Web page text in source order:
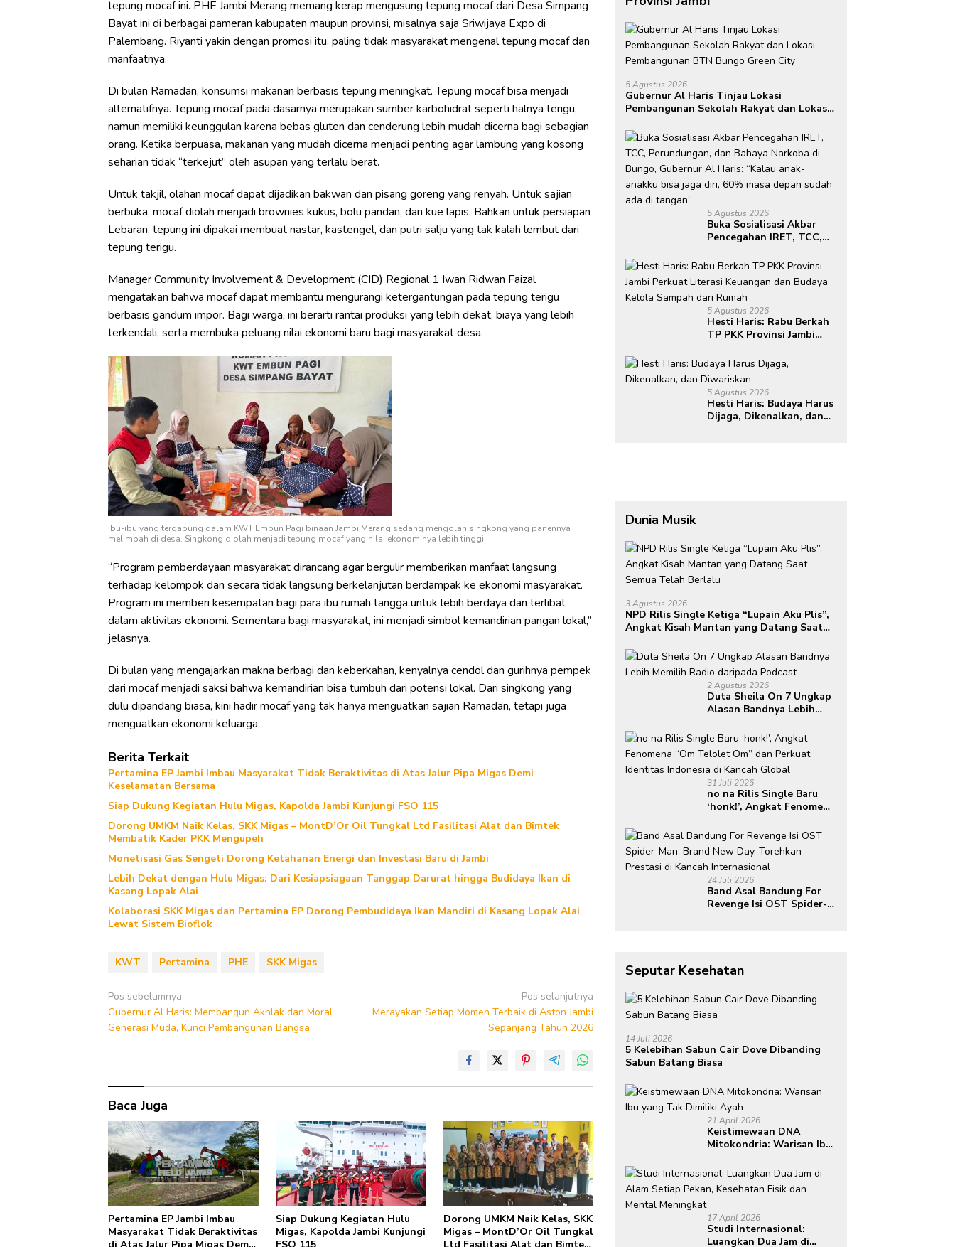
tepung mocaf ini. PHE Jambi Merang memang kerap mengusung tepung mocaf dari Desa Simpang
Bayat ini di berbagai pameran kabupaten maupun provinsi, misalnya saja Sriwijaya Expo di
Palembang. Riyanti yakin dengan promosi itu, paling tidak masyarakat mengenal tepung mocaf dan
manfaatnya.
Di bulan Ramadan, konsumsi makanan berbasis tepung meningkat. Tepung mocaf bisa menjadi
alternatifnya. Tepung mocaf pada dasarnya merupakan sumber karbohidrat seperti halnya terigu,
namun memiliki keunggulan karena bebas gluten dan cenderung lebih mudah dicerna bagi sebagian
orang. Ketika berpuasa, makanan yang mudah dicerna menjadi penting agar lambung yang kosong
seharian tidak “terkejut” oleh asupan yang terlalu berat.
Untuk takjil, olahan mocaf dapat dijadikan bakwan dan pisang goreng yang renyah. Untuk sajian
berbuka, mocaf diolah menjadi brownies kukus, bolu pandan, dan kue lapis. Bahkan untuk persiapan
Lebaran, tepung ini dipakai membuat nastar, kastengel, dan putri salju yang tak kalah lembut dari
tepung terigu.
Manager Community Involvement & Development (CID) Regional 1 Iwan Ridwan Faizal
mengatakan bahwa mocaf dapat membantu mengurangi ketergantungan pada tepung terigu
berbasis gandum impor. Bagi warga, ini berarti rantai produksi yang lebih dekat, biaya yang lebih
terkendali, serta membuka peluang nilai ekonomi baru bagi masyarakat desa.
Ibu-ibu yang tergabung dalam KWT Embun Pagi binaan Jambi Merang sedang mengolah singkong yang panennya
melimpah di desa. Singkong diolah menjadi tepung mocaf yang nilai ekonominya lebih tinggi.
“Program pemberdayaan masyarakat dirancang agar bergulir memberikan manfaat langsung
terhadap kelompok dan secara tidak langsung berkelanjutan berdampak ke ekonomi masyarakat.
Program ini memberi kesempatan bagi para ibu rumah tangga untuk lebih berdaya dan terlibat
dalam aktivitas ekonomi. Sementara bagi masyarakat, ini menjadi simbol kemandirian pangan lokal,”
jelasnya.
Di bulan yang mengajarkan makna berbagi dan keberkahan, kenyalnya cendol dan gurihnya pempek
dari mocaf menjadi saksi bahwa kemandirian bisa tumbuh dari potensi lokal. Dari singkong yang
dulu dipandang biasa, kini hadir mocaf yang tak hanya menguatkan sajian Ramadan, tetapi juga
menguatkan ekonomi keluarga.
Berita Terkait
Pertamina EP Jambi Imbau Masyarakat Tidak Beraktivitas di Atas Jalur Pipa Migas Demi
Keselamatan Bersama
Siap Dukung Kegiatan Hulu Migas, Kapolda Jambi Kunjungi FSO 115
Dorong UMKM Naik Kelas, SKK Migas – MontD’Or Oil Tungkal Ltd Fasilitasi Alat dan Bimtek
Membatik Kader PKK Mengupeh
Monetisasi Gas Sengeti Dorong Ketahanan Energi dan Investasi Baru di Jambi
Lebih Dekat dengan Hulu Migas: Dari Kesiapsiagaan Tanggap Darurat hingga Budidaya Ikan di
Kasang Lopak Alai
Kolaborasi SKK Migas dan Pertamina EP Dorong Pembudidaya Ikan Mandiri di Kasang Lopak Alai
Lewat Sistem Bioflok
KWT Pertamina PHE SKK Migas
Navigasi
pos
Pos sebelumnya
Gubernur Al Haris: Membangun Akhlak dan Moral
Generasi Muda, Kunci Pembangunan Bangsa
Pos selanjutnya
Merayakan Setiap Momen Terbaik di Aston Jambi
Sepanjang Tahun 2026
Baca Juga
Pertamina EP Jambi Imbau
Masyarakat Tidak Beraktivitas
Siap Dukung Kegiatan Hulu
Migas, Kapolda Jambi Kunjungi
Dorong UMKM Naik Kelas, SKK
Migas – MontD’Or Oil Tungkal
5 Agustus 2026
Gubernur Al Haris Tinjau Lokasi
Pembangunan Sekolah Rakyat dan Lokasi
5 Agustus 2026
Buka Sosialisasi Akbar
Pencegahan IRET, TCC,
Narkoba di Bungo,
Gubernur Al Haris: “Kalau
anak-anakku bisa jaga
diri, 60% masa depan
sudah ada di tangan”
5 Agustus 2026
Hesti Haris: Rabu Berkah
TP PKK Provinsi Jambi
Keuangan dan Budaya
Kelola Sampah dari
Rumah
5 Agustus 2026
Hesti Haris: Budaya Harus
Dijaga, Dikenalkan, dan
Dunia Musik
3 Agustus 2026
NPD Rilis Single Ketiga “Lupain Aku Plis”,
Angkat Kisah Mantan yang Datang Saat
2 Agustus 2026
Duta Sheila On 7 Ungkap
Alasan Bandnya Lebih
Podcast
31 Juli 2026
no na Rilis Single Baru
‘honk!’, Angkat Fenomena
Perkuat Identitas
Indonesia di Kancah
Global
24 Juli 2026
Band Asal Bandung For
Revenge Isi OST Spider-
Seputar Kesehatan
14 Juli 2026
5 Kelebihan Sabun Cair Dove Dibanding
Sabun Batang Biasa
21 April 2026
Keistimewaan DNA
Mitokondria: Warisan Ibu
17 April 2026
Studi Internasional:
Luangkan Dua Jam di